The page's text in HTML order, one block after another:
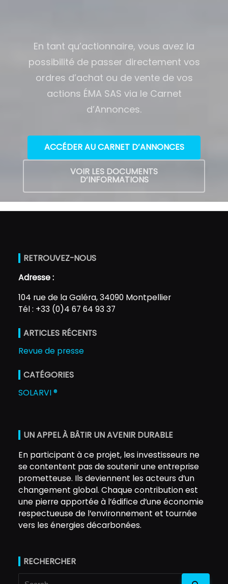
En tant qu’actionnaire, vous avez la
possibilité de passer directement vos
ordres d’achat ou de vente de vos
actions ÉMA SAS via le Carnet
d’Annonces.
ACCÉDER AU CARNET D’ANNONCES
VOIR LES DOCUMENTS
D’INFORMATIONS
RETROUVEZ-NOUS
Adresse :
104 rue de la Galéra, 34090 Montpellier
Tél : +33 (0)4 67 64 93 37
ARTICLES RÉCENTS
Revue de presse
CATÉGORIES
SOLARVI ®
UN APPEL À BÂTIR UN AVENIR DURABLE
En participant à ce projet, les investisseurs ne
se contentent pas de soutenir une entreprise
prometteuse. Ils deviennent les acteurs d’un
changement global. Chaque contribution est
une pierre apportée à l’édifice d’une économie
respectueuse de l’environnement et tournée
vers les énergies décarbonées.
RECHERCHER
Search